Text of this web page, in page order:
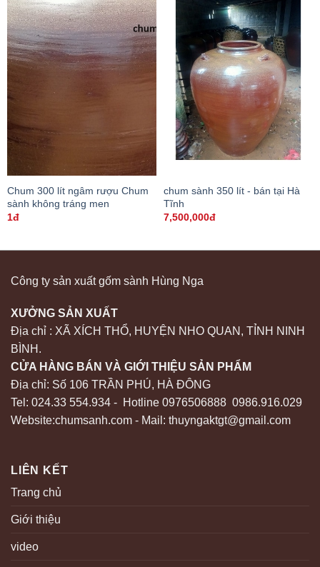
Chum 300 lít ngâm rượu Chum
sành không tráng men
1đ
chum sành 350 lít - bán tại Hà
Tĩnh
7,500,000đ
Công ty sản xuất gốm sành Hùng Nga
XƯỞNG SẢN XUẤT
Địa chỉ : XÃ XÍCH THỔ, HUYỆN NHO QUAN, TỈNH NINH
BÌNH.
CỬA HÀNG BÁN VÀ GIỚI THIỆU SẢN PHẨM
Địa chỉ: Số 106 TRẦN PHÚ, HÀ ĐÔNG
Tel: 024.33 554.934 - Hotline 0976506888 0986.916.029
Website:chumsanh.com - Mail: thuyngaktgt@gmail.com
LIÊN KẾT
Trang chủ
Giới thiệu
video